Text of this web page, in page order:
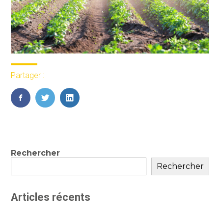
Partager :
FaceBook
TwitterLinkedIn
Blog
Rechercher
Rechercher
Articles récents